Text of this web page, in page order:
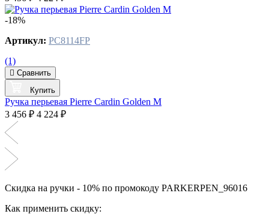
-18%
Артикул: PC8114FP
(1)
Сравнить
Купить
Ручка перьевая Pierre Cardin Golden M
3 456 ₽ 4 224 ₽
Скидка на ручки - 10% по промокоду PARKERPEN_96016
Как применить скидку: